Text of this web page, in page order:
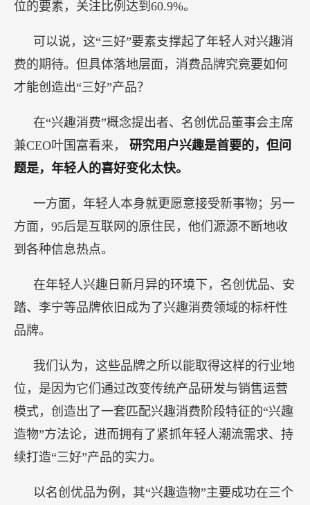
位的要素，关注比例达到60.9%。
可以说，这“三好”要素支撑起了年轻人对兴趣消
费的期待。但具体落地层面，消费品牌究竟要如何
才能创造出“三好”产品？
在“兴趣消费”概念提出者、名创优品董事会主席
兼CEO叶国富看来， 研究用户兴趣是首要的，但问
题是，年轻人的喜好变化太快。
一方面，年轻人本身就更愿意接受新事物；另一
方面，95后是互联网的原住民，他们源源不断地收
到各种信息热点。
在年轻人兴趣日新月异的环境下，名创优品、安
踏、李宁等品牌依旧成为了兴趣消费领域的标杆性
品牌。
我们认为，这些品牌之所以能取得这样的行业地
位，是因为它们通过改变传统产品研发与销售运营
模式，创造出了一套匹配兴趣消费阶段特征的“兴趣
造物”方法论，进而拥有了紧抓年轻人潮流需求、持
续打造“三好”产品的实力。
以名创优品为例，其“兴趣造物”主要成功在三个